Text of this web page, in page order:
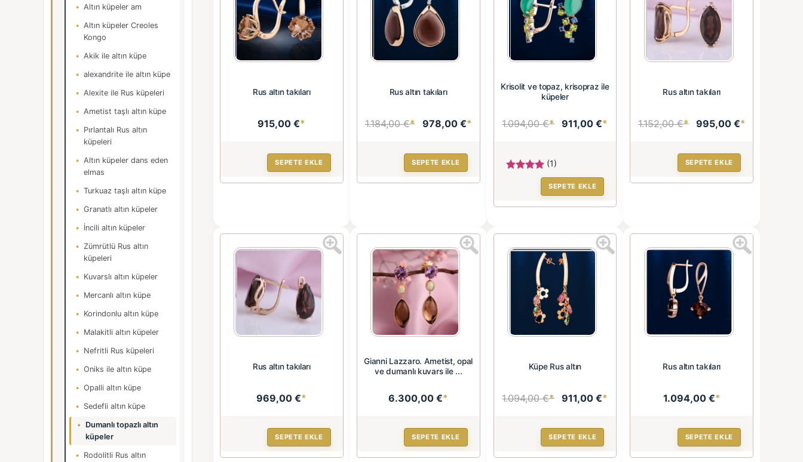
Altın küpeler am
Altın küpeler Creoles
Kongo
Akik ile altın küpe
alexandrite ile altın küpe
Alexite ile Rus küpeleri
Ametist taşlı altın küpe
Pırlantalı Rus altın
küpeleri
Altın küpeler dans eden
elmas
Turkuaz taşlı altın küpe
Granatlı altın küpeler
İncili altın küpeler
Zümrütlü Rus altın
küpeleri
Kuvarslı altın küpeler
Mercanlı altın küpe
Korindonlu altın küpe
Malakitli altın küpeler
Nefritli Rus küpeleri
Oniks ile altın küpe
Opalli altın küpe
Sedefli altın küpe
Dumanlı topazlı altın
küpeler
Rodolitli Rus altın
Rus altın takıları
915,00 €*
SEPETE EKLE
Rus altın takıları
1.184,00 €* 978,00 €*
SEPETE EKLE
Krisolit ve topaz, krisopraz ile
küpeler
1.094,00 €* 911,00 €*
(1)
SEPETE EKLE
Rus altın takıları
1.152,00 €* 995,00 €*
SEPETE EKLE
Rus altın takıları
969,00 €*
SEPETE EKLE
Gianni Lazzaro. Ametist, opal
ve dumanlı kuvars ile ...
6.300,00 €*
SEPETE EKLE
Küpe Rus altın
1.094,00 €* 911,00 €*
SEPETE EKLE
Rus altın takıları
1.094,00 €*
SEPETE EKLE